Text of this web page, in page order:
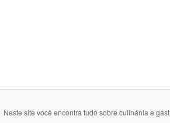
Neste site você encontra tudo sobre culinánia e